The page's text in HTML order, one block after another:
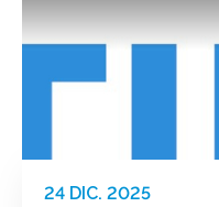
24 DIC. 2025